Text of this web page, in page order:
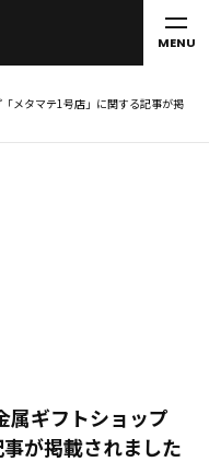
MENU
メタマテ1号店」に関する記事が掲
属ギフトショップ
が掲載されました